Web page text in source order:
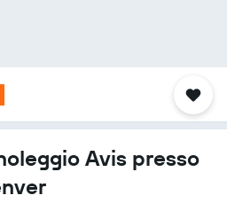
Avis presso